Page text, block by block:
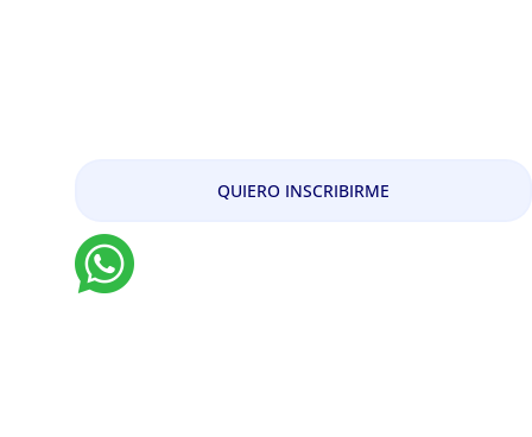
QUIERO INSCRIBIRME